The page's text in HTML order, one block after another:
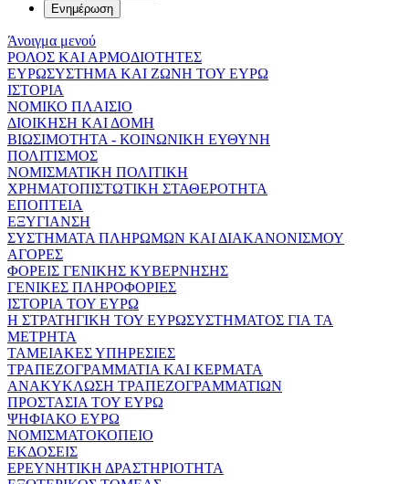
Ενημέρωση
Άνοιγμα μενού
ΡΟΛΟΣ ΚΑΙ ΑΡΜΟΔΙΟΤΗΤΕΣ
ΕΥΡΩΣΥΣΤΗΜΑ ΚΑΙ ΖΩΝΗ ΤΟΥ ΕΥΡΩ
ΙΣΤΟΡΙΑ
ΝΟΜΙΚΟ ΠΛΑΙΣΙΟ
ΔΙΟΙΚΗΣΗ ΚΑΙ ΔΟΜΗ
ΒΙΩΣΙΜΟΤΗΤΑ - ΚΟΙΝΩΝΙΚΗ ΕΥΘΥΝΗ
ΠΟΛΙΤΙΣΜΟΣ
ΝΟΜΙΣΜΑΤΙΚΗ ΠΟΛΙΤΙΚΗ
ΧΡΗΜΑΤΟΠΙΣΤΩΤΙΚΗ ΣΤΑΘΕΡΟΤΗΤΑ
ΕΠΟΠΤΕΙΑ
ΕΞΥΓΙΑΝΣΗ
ΣΥΣΤΗΜΑΤΑ ΠΛΗΡΩΜΩΝ ΚΑΙ ΔΙΑΚΑΝΟΝΙΣΜΟΥ
ΑΓΟΡΕΣ
ΦΟΡΕΙΣ ΓΕΝΙΚΗΣ ΚΥΒΕΡΝΗΣΗΣ
ΓΕΝΙΚΕΣ ΠΛΗΡΟΦΟΡΙΕΣ
ΙΣΤΟΡΙΑ ΤΟΥ ΕΥΡΩ
Η ΣΤΡΑΤΗΓΙΚΗ ΤΟΥ ΕΥΡΩΣΥΣΤΗΜΑΤΟΣ ΓΙΑ ΤΑ
ΜΕΤΡΗΤΑ
ΤΑΜΕΙΑΚΕΣ ΥΠΗΡΕΣΙΕΣ
ΤΡΑΠΕΖΟΓΡΑΜΜΑΤΙΑ ΚΑΙ ΚΕΡΜΑΤΑ
ΑΝΑΚΥΚΛΩΣΗ ΤΡΑΠΕΖΟΓΡΑΜΜΑΤΙΩΝ
ΠΡΟΣΤΑΣΙΑ ΤΟΥ ΕΥΡΩ
ΨΗΦΙΑΚΟ ΕΥΡΩ
ΝΟΜΙΣΜΑΤΟΚΟΠΕΙΟ
ΕΚΔΟΣΕΙΣ
ΕΡΕΥΝΗΤΙΚΗ ΔΡΑΣΤΗΡΙΟΤΗΤΑ